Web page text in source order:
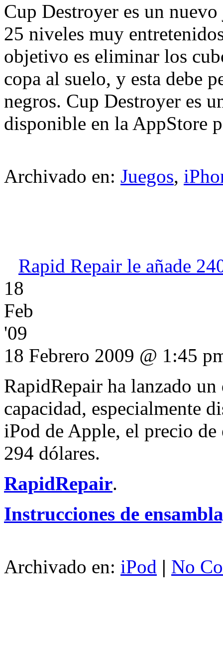
Cup Destroyer es un
25 niveles muy
objetivo es eliminar los
copa al suelo, y esta debe
negros. Cup Destroyer es
disponible en la AppStore
Archivado en: Juegos,
Rapid Repair le añade
18
Feb
'09
18 Febrero 2009 @ 1:45
RapidRepair ha lanzado
capacidad, especialmente
iPod de Apple, el precio de
294 dólares.
RapidRepair.
Instrucciones de
Archivado en: iPod | No